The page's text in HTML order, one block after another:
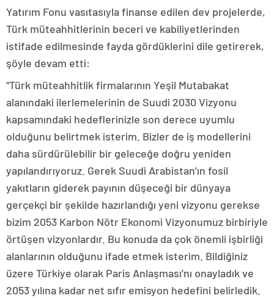
Yatırım Fonu vasıtasıyla finanse edilen dev projelerde,
Türk müteahhitlerinin beceri ve kabiliyetlerinden
istifade edilmesinde fayda gördüklerini dile getirerek,
şöyle devam etti:
“Türk müteahhitlik firmalarının Yeşil Mutabakat
alanındaki ilerlemelerinin de Suudi 2030 Vizyonu
kapsamındaki hedeflerinizle son derece uyumlu
olduğunu belirtmek isterim. Bizler de iş modellerini
daha sürdürülebilir bir geleceğe doğru yeniden
yapılandırıyoruz. Gerek Suudi Arabistan’ın fosil
yakıtların giderek payının düşeceği bir dünyaya
gerçekçi bir şekilde hazırlandığı yeni vizyonu gerekse
bizim 2053 Karbon Nötr Ekonomi Vizyonumuz birbiriyle
örtüşen vizyonlardır. Bu konuda da çok önemli işbirliği
alanlarının olduğunu ifade etmek isterim. Bildiğiniz
üzere Türkiye olarak Paris Anlaşması’nı onayladık ve
2053 yılına kadar net sıfır emisyon hedefini belirledik.